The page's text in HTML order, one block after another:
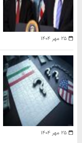
۲۵ مهر ۱۴۰۴
۲۵ مهر ۱۴۰۴